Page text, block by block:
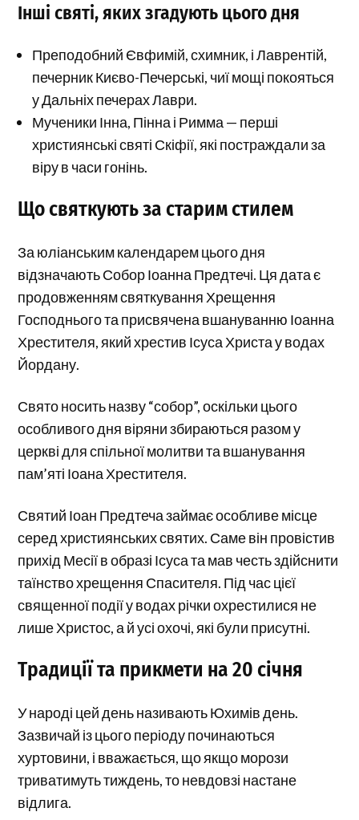
Інші святі, яких згадують цього дня
Преподобний Євфимій, схимник, і Лаврентій,
печерник Києво-Печерські, чиї мощі покояться
у Дальніх печерах Лаври.
Мученики Інна, Пінна і Римма — перші
християнські святі Скіфії, які постраждали за
віру в часи гонінь.
Що святкують за старим стилем
За юліанським календарем цього дня
відзначають Собор Іоанна Предтечі. Ця дата є
продовженням святкування Хрещення
Господнього та присвячена вшануванню Іоанна
Хрестителя, який хрестив Ісуса Христа у водах
Йордану.
Свято носить назву “собор”, оскільки цього
особливого дня віряни збираються разом у
церкві для спільної молитви та вшанування
пам’яті Іоана Хрестителя.
Святий Іоан Предтеча займає особливе місце
серед християнських святих. Саме він провістив
прихід Месії в образі Ісуса та мав честь здійснити
таїнство хрещення Спасителя. Під час цієї
священної події у водах річки охрестилися не
лише Христос, а й усі охочі, які були присутні.
Традиції та прикмети на 20 січня
У народі цей день називають Юхимів день.
Зазвичай із цього періоду починаються
хуртовини, і вважається, що якщо морози
триватимуть тиждень, то невдовзі настане
відлига.